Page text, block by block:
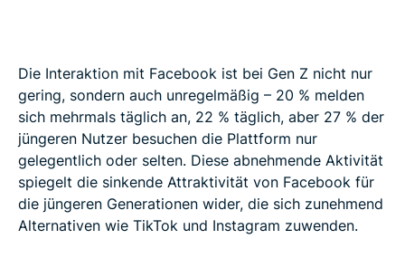
Die Interaktion mit Facebook ist bei Gen Z nicht nur
gering, sondern auch unregelmäßig – 20 % melden
sich mehrmals täglich an, 22 % täglich, aber 27 % der
jüngeren Nutzer besuchen die Plattform nur
gelegentlich oder selten. Diese abnehmende Aktivität
spiegelt die sinkende Attraktivität von Facebook für
die jüngeren Generationen wider, die sich zunehmend
Alternativen wie TikTok und Instagram zuwenden.